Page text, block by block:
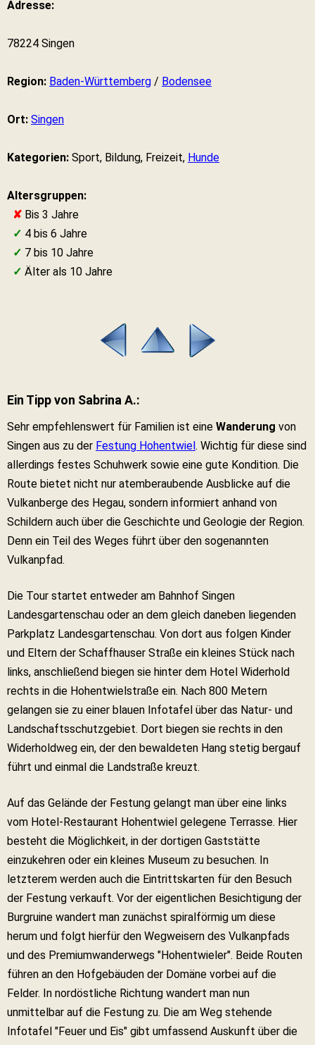
Adresse:
78224 Singen
Region: Baden-Württemberg / Bodensee
Ort: Singen
Kategorien: Sport, Bildung, Freizeit, Hunde
Altersgruppen:
✘ Bis 3 Jahre
✓ 4 bis 6 Jahre
✓ 7 bis 10 Jahre
✓ Älter als 10 Jahre
Ein Tipp von Sabrina A.:
Sehr empfehlenswert für Familien ist eine Wanderung von
Singen aus zu der Festung Hohentwiel. Wichtig für diese sind
allerdings festes Schuhwerk sowie eine gute Kondition. Die
Route bietet nicht nur atemberaubende Ausblicke auf die
Vulkanberge des Hegau, sondern informiert anhand von
Schildern auch über die Geschichte und Geologie der Region.
Denn ein Teil des Weges führt über den sogenannten
Vulkanpfad.
Die Tour startet entweder am Bahnhof Singen
Landesgartenschau oder an dem gleich daneben liegenden
Parkplatz Landesgartenschau. Von dort aus folgen Kinder
und Eltern der Schaffhauser Straße ein kleines Stück nach
links, anschließend biegen sie hinter dem Hotel Widerhold
rechts in die Hohentwielstraße ein. Nach 800 Metern
gelangen sie zu einer blauen Infotafel über das Natur- und
Landschaftsschutzgebiet. Dort biegen sie rechts in den
Widerholdweg ein, der den bewaldeten Hang stetig bergauf
führt und einmal die Landstraße kreuzt.
Auf das Gelände der Festung gelangt man über eine links
vom Hotel-Restaurant Hohentwiel gelegene Terrasse. Hier
besteht die Möglichkeit, in der dortigen Gaststätte
einzukehren oder ein kleines Museum zu besuchen. In
letzterem werden auch die Eintrittskarten für den Besuch
der Festung verkauft. Vor der eigentlichen Besichtigung der
Burgruine wandert man zunächst spiralförmig um diese
herum und folgt hierfür den Wegweisern des Vulkanpfads
und des Premiumwanderwegs "Hohentwieler". Beide Routen
führen an den Hofgebäuden der Domäne vorbei auf die
Felder. In nordöstliche Richtung wandert man nun
unmittelbar auf die Festung zu. Die am Weg stehende
Infotafel "Feuer und Eis" gibt umfassend Auskunft über die